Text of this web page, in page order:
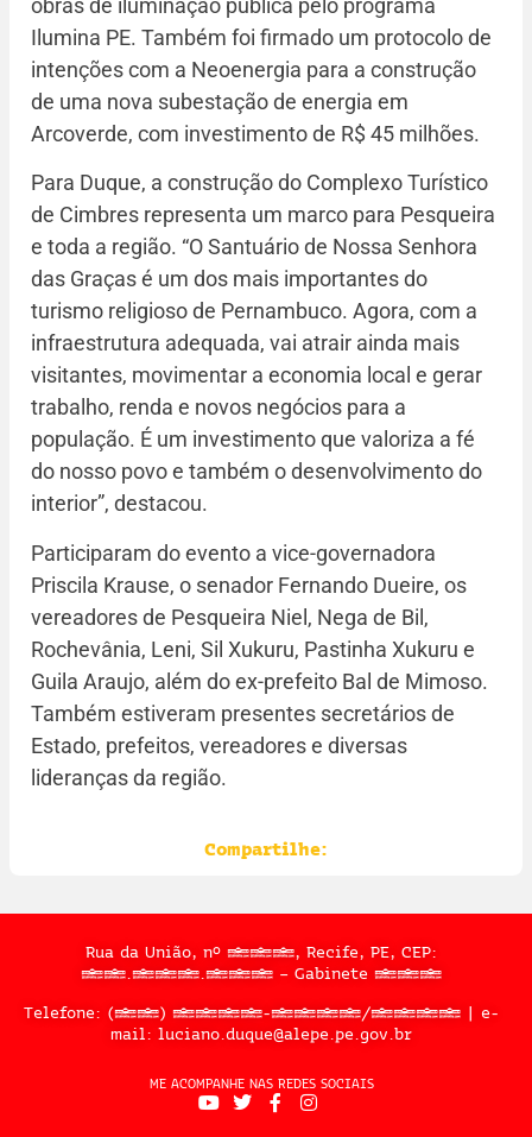
obras de iluminação pública pelo programa
Ilumina PE. Também foi firmado um protocolo de
intenções com a Neoenergia para a construção
de uma nova subestação de energia em
Arcoverde, com investimento de R$ 45 milhões.
Para Duque, a construção do Complexo Turístico
de Cimbres representa um marco para Pesqueira
e toda a região. “O Santuário de Nossa Senhora
das Graças é um dos mais importantes do
turismo religioso de Pernambuco. Agora, com a
infraestrutura adequada, vai atrair ainda mais
visitantes, movimentar a economia local e gerar
trabalho, renda e novos negócios para a
população. É um investimento que valoriza a fé
do nosso povo e também o desenvolvimento do
interior”, destacou.
Participaram do evento a vice-governadora
Priscila Krause, o senador Fernando Dueire, os
vereadores de Pesqueira Niel, Nega de Bil,
Rochevânia, Leni, Sil Xukuru, Pastinha Xukuru e
Guila Araujo, além do ex-prefeito Bal de Mimoso.
Também estiveram presentes secretários de
Estado, prefeitos, vereadores e diversas
lideranças da região.
Compartilhe:
Rua da União, nº 397, Recife, PE, CEP:
50.050.909 – Gabinete 302
Telefone: (81) 3183-2467/2324 | e-
mail: luciano.duque@alepe.pe.gov.br
ME ACOMPANHE NAS REDES SOCIAIS